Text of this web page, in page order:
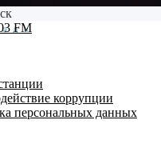
FM
коррупции
персональных данных